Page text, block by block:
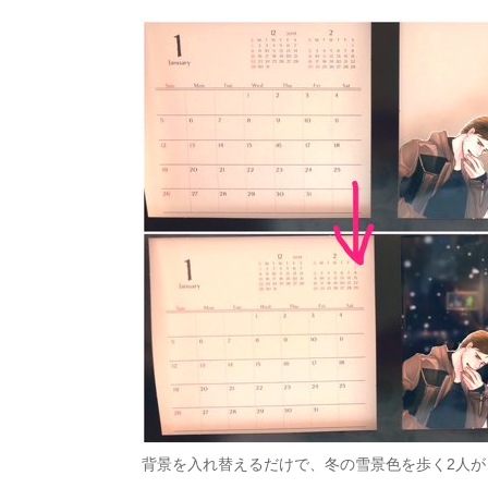
背景を入れ替えるだけで、冬の雪景色を歩く2人